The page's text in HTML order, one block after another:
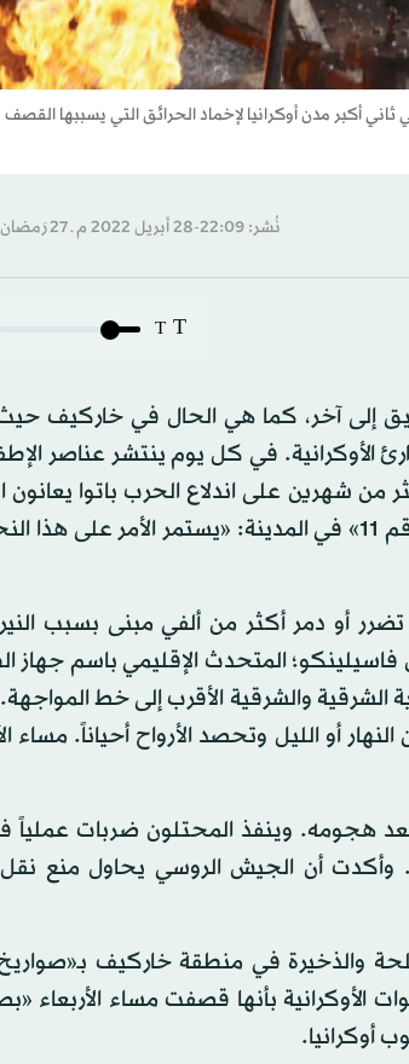
في ثاني أكبر مدن أوكرانيا لإخماد الحرائق التي يسببها القصف
نُشر: 22:09-28 أبريل 2022 م ـ 27 رَمضان 1443 هـ
T
T
إلى آخر، كما هي الحال في خاركيف
الأوكرانية. في كل يوم ينتشر عناصر
شهرين على اندلاع الحرب باتوا يعانون
في ثانية كبرى مدن أوكرانيا. ويوضح رومان كاتشانوف؛ مسؤول «الثكنة رقم 11» في المدينة: «يستمر
أو دمر أكثر من ألفي مبنى بسبب
حسبما قال يفغين فاسيلينكو؛ المتحدث الإقليمي باسم
والشرقية الأقرب إلى خط المواجهة.
الليل وتحصد الأرواح أحياناً. مساء
يصعد هجومه. وينفذ المحتلون ضربات
أن الجيش الروسي يحاول منع
والذخيرة في منطقة خاركيف
واتهمت القوات الأوكرانية بأنها قصفت مساء الأربعاء
أوكرانيا.